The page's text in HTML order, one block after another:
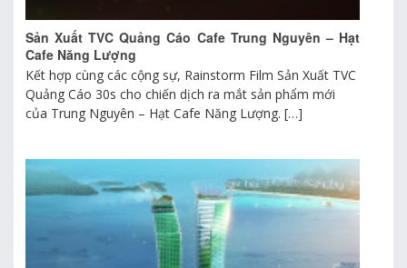
Sản Xuất TVC Quảng Cáo Cafe Trung Nguyên – Hạt
Cafe Năng Lượng
Kết hợp cùng các cộng sự, Rainstorm Film Sản Xuất TVC
Quảng Cáo 30s cho chiến dịch ra mắt sản phẩm mới
của Trung Nguyên – Hạt Cafe Năng Lượng. […]